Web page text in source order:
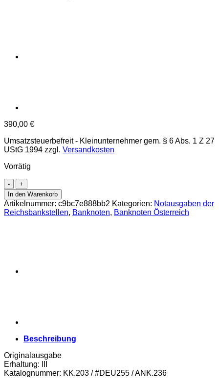
390,00 €
Umsatzsteuerbefreit - Kleinunternehmer gem. § 6 Abs. 1 Z 27
UStG 1994 zzgl. Versandkosten
Vorrätig
10
Reichsmark
22.1.1929,
Provisorium,
Fotomechanischer
#DEU255
In den Warenkorb
Artikelnummer: c9bc7e888bb2 Kategorien: Notausgaben der
Reichsbankstellen, Banknoten, Banknoten Österreich
Beschreibung
Originalausgabe
Erhaltung: III
Katalognummer: KK.203 / #DEU255 / ANK.236